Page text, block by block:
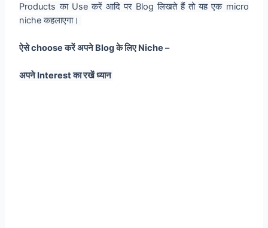
Products का Use करें आदि पर Blog लिखते हैं तो यह एक micro
niche कहलाएगा।
ऐसे choose करें अपने Blog के लिए Niche –
अपने Interest का रखें ध्यान